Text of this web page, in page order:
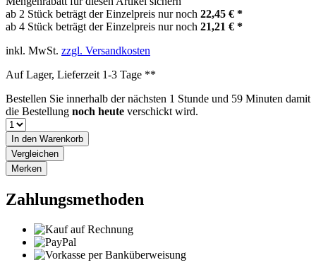
ab 2 Stück beträgt der Einzelpreis nur noch 22,45 € *
ab 4 Stück beträgt der Einzelpreis nur noch 21,21 € *
inkl. MwSt. zzgl. Versandkosten
Auf Lager, Lieferzeit 1-3 Tage **
Bestellen Sie innerhalb der nächsten 1 Stunde und 59 Minuten damit
die Bestellung noch heute verschickt wird.
In den Warenkorb
Vergleichen
Merken
Zahlungsmethoden